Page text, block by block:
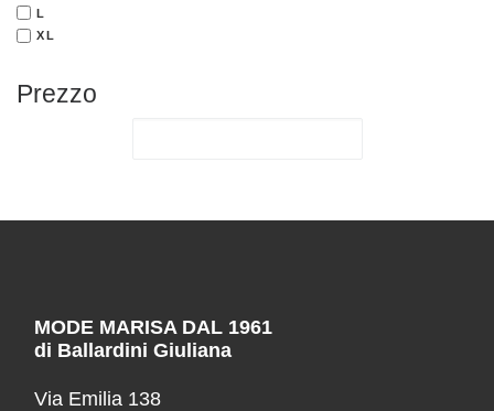
L
XL
Prezzo
MODE MARISA DAL 1961
di Ballardini Giuliana
Via Emilia 138